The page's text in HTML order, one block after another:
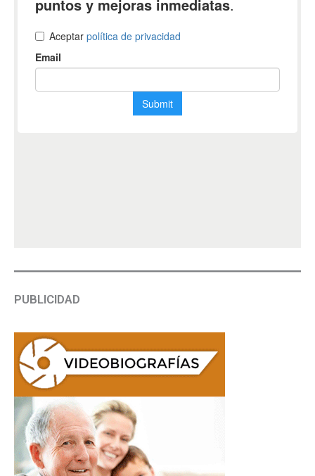
PUBLICIDAD